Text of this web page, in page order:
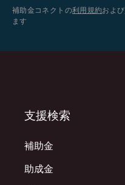
補助金コネクトの利用規約および
ます
支援検索
補助金
助成金